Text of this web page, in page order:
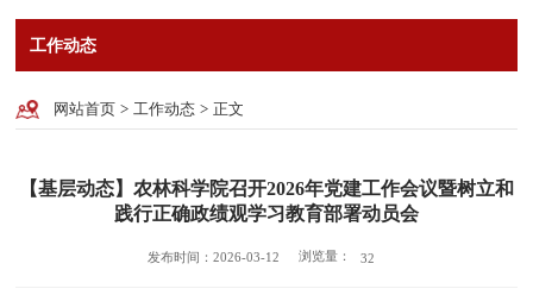
工作动态
网站首页 > 工作动态 > 正文
【基层动态】农林科学院召开2026年党建工作会议暨树立和
践行正确政绩观学习教育部署动员会
发布时间：2026-03-12 浏览量： 32